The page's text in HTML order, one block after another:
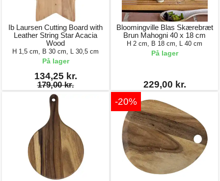
Ib Laursen Cutting Board with
Leather String Star Acacia
Wood
H 1,5 cm, B 30 cm, L 30,5 cm
På lager
134,25 kr.
179,00 kr.
Bloomingville Blas Skærebræt
Brun Mahogni 40 x 18 cm
H 2 cm, B 18 cm, L 40 cm
På lager
229,00 kr.
-20%